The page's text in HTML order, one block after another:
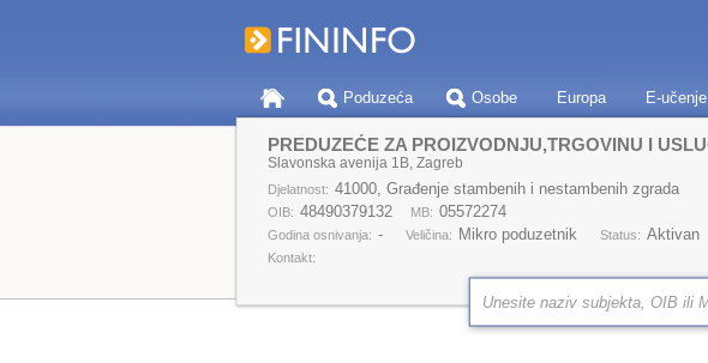
Poduzeća Osobe Europa E-učenje
Slavonska avenija 1B, Zagreb
Djelatnost: 41000, Građenje stambenih i nestambenih zgrada
OIB: 48490379132 MB: 05572274
Godina osnivanja: - Veličina: Mikro poduzetnik Status: Aktivan
Kontakt: